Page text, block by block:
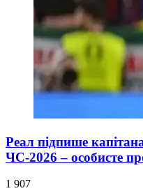
Реал підпише капітана
ЧС-2026 – особисте
1 907